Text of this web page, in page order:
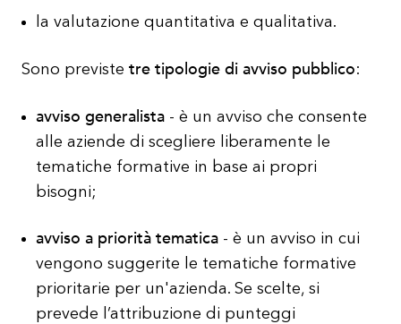
la valutazione quantitativa e qualitativa.
Sono previste tre tipologie di avviso pubblico:
avviso generalista - è un avviso che consente
alle aziende di scegliere liberamente le
tematiche formative in base ai propri
bisogni;
avviso a priorità tematica - è un avviso in cui
vengono suggerite le tematiche formative
prioritarie per un'azienda. Se scelte, si
prevede l’attribuzione di punteggi